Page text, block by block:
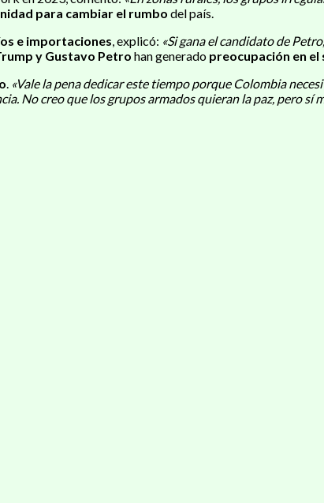
para cambiar el rumbo del país.
e importaciones, explicó: «Si gana el candidato de
y Gustavo Petro han generado preocupación en
. «Vale la pena dedicar este tiempo porque Colombia
No creo que los grupos armados quieran la paz, pero sí